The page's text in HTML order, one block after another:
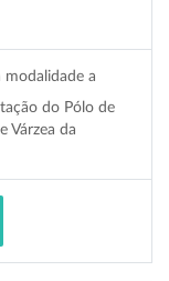
a
do Pólo de
Várzea da